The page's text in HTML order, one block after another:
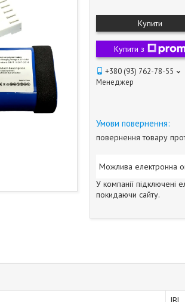
Купити
Купити з
+380 (93) 762-78-55
Менеджер
повернення товару
У компанії підключені
покидаючи сайту.